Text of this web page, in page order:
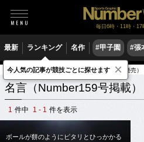
毎日6時・11時・17
最新 ランキング 名作 #甲子園 #張
スポーツ名言集 出典元雑誌（1986年発売）
名言（Number159号掲載）
1 件中 1 - 1 件を表示
ボールが餅のようにピタリとひっかかる
今人気の記事が競技ごとに探せます ×